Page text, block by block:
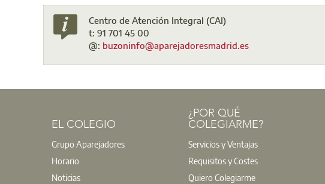
Centro de Atención Integral (CAI)
t: 91 701 45 00
@: buzoninfo@aparejadoresmadrid.es
EL COLEGIO
Grupo Aparejadores
Horario
Noticias
¿POR QUÉ
COLEGIARME?
Servicios y Ventajas
Requisitos y Costes
Quiero Colegiarme